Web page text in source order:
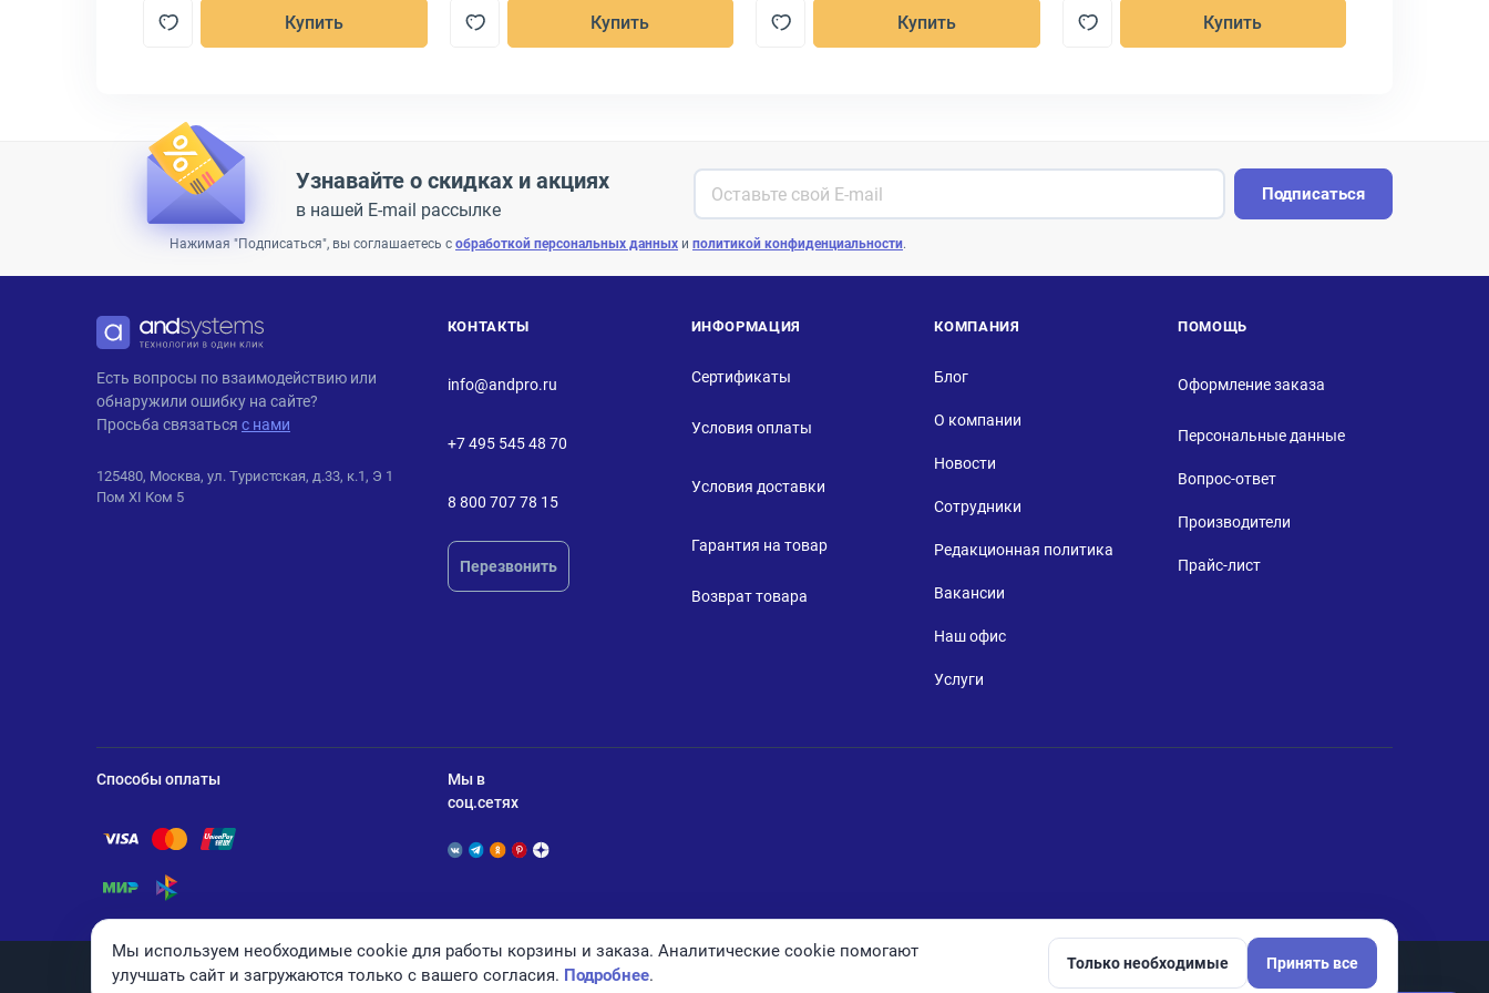
Купить Купить Купить Купить
Узнавайте о скидках и акциях
в нашей E-mail рассылке
Подписаться
Нажимая "Подписаться", вы соглашаетесь с обработкой персональных данных и политикой конфиденциальности.
ANDPRO
Есть вопросы по взаимодействию или
обнаружили ошибку на сайте?
Просьба связаться с нами
125480, Москва, ул. Туристская, д.33, к.1, Э 1
Пом XI Ком 5
КОНТАКТЫ
info@andpro.ru
+7 495 545 48 70
8 800 707 78 15
Перезвонить
ИНФОРМАЦИЯ
Сертификаты
Условия оплаты
Условия доставки
Гарантия на товар
Возврат товара
КОМПАНИЯ
Блог
О компании
Новости
Сотрудники
Редакционная политика
Вакансии
Наш офис
Услуги
ПОМОЩЬ
Оформление заказа
Персональные данные
Вопрос-ответ
Производители
Прайс-лист
Способы оплаты
Помощь по оплате Visa
Помощь по оплате Mastercard
Помощь по оплате UnionPay
Помощь по оплате Мир
Помощь по оплате СБП
Мы в
соц.сетях
Мы используем необходимые cookie для работы корзины и заказа. Аналитические cookie помогают
улучшать сайт и загружаются только с вашего согласия. Подробнее.
Только необходимые Принять все